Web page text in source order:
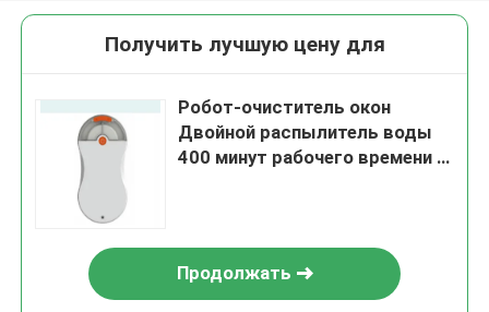
Получить лучшую цену для
Робот-очиститель окон
Двойной распылитель воды
400 минут рабочего времени с
Продолжать